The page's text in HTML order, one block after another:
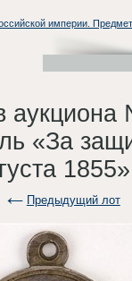
империи.
«За
1855»
Предыдущий лот